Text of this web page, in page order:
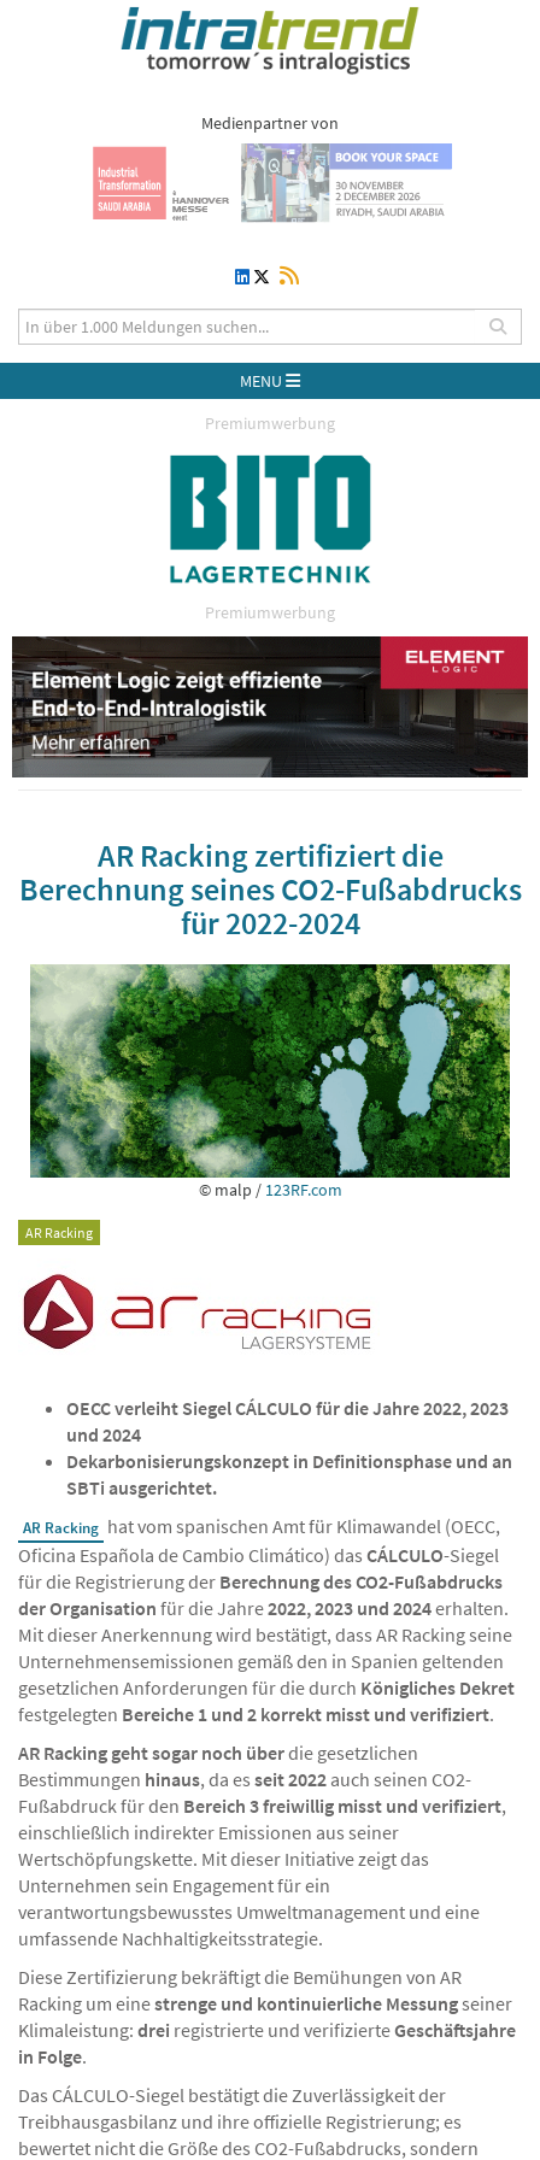
Medienpartner von
MENU
Premiumwerbung
Premiumwerbung
AR Racking zertifiziert die
Berechnung seines CO2-Fußabdrucks
für 2022-2024
© malp / 123RF.com
AR Racking
OECC verleiht Siegel CÁLCULO für die Jahre 2022, 2023
und 2024
Dekarbonisierungskonzept in Definitionsphase und an
SBTi ausgerichtet.
AR Racking hat vom spanischen Amt für Klimawandel (OECC,
Oficina Española de Cambio Climático) das CÁLCULO-Siegel
für die Registrierung der Berechnung des CO2-Fußabdrucks
der Organisation für die Jahre2022, 2023 und 2024erhalten.
Mit dieser Anerkennung wird bestätigt, dass AR Racking seine
Unternehmensemissionen gemäß den in Spanien geltenden
gesetzlichen Anforderungen für die durch Königliches Dekret
festgelegten Bereiche 1 und 2 korrekt misst und verifiziert.
AR Racking geht sogar noch überdie gesetzlichen
Bestimmungen hinaus, da es seit 2022 auch seinen CO2-
Fußabdruck für den Bereich 3 freiwillig misst und verifiziert,
einschließlich indirekter Emissionen aus seiner
Wertschöpfungskette. Mit dieser Initiative zeigt das
Unternehmen sein Engagement für ein
verantwortungsbewusstes Umweltmanagement und eine
umfassende Nachhaltigkeitsstrategie.
Diese Zertifizierung bekräftigt die Bemühungen von AR
Racking um einestrenge und kontinuierliche Messungseiner
Klimaleistung: drei registrierte und verifizierteGeschäftsjahre
in Folge.
Das CÁLCULO-Siegel bestätigt die Zuverlässigkeit der
Treibhausgasbilanz und ihre offizielle Registrierung; es
bewertet nicht die Größe des CO2-Fußabdrucks, sondern